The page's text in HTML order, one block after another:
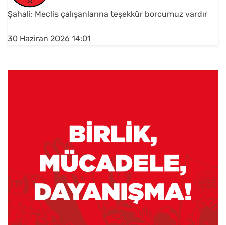
Şahali: Meclis çalışanlarına teşekkür borcumuz vardır
30 Haziran 2026 14:01